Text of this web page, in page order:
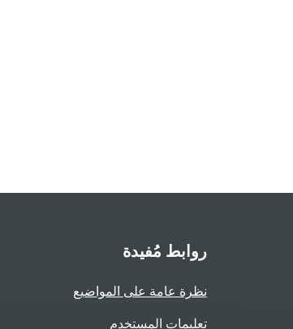
روابط مُفيدة
نظرة عامة على المواضيع
تعليمات المستخدم